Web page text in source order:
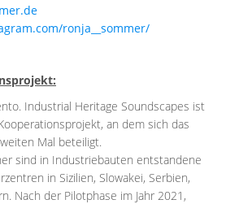
ronja__sommer/
Industrial Heritage Soundscapes ist
an dem sich das
Mal beteiligt.
sind in Industriebauten entstandene
in Sizilien, Slowakei, Serbien,
Nach der Pilotphase im Jahr 2021,